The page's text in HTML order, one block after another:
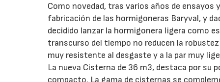
Como novedad, tras varios años de ensayos
fabricación de las hormigoneras Baryval, y
decidido lanzar la hormigonera ligera como
transcurso del tiempo no reducen la
muy resistente al desgaste y a la par muy
La nueva Cisterna de 36 m3, destaca por
compacto. La gama de cisternas se